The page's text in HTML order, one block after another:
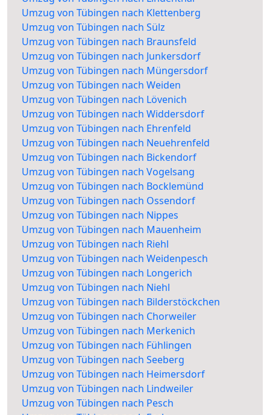
Umzug von Tübingen nach Klettenberg
Umzug von Tübingen nach Sülz
Umzug von Tübingen nach Braunsfeld
Umzug von Tübingen nach Junkersdorf
Umzug von Tübingen nach Müngersdorf
Umzug von Tübingen nach Weiden
Umzug von Tübingen nach Lövenich
Umzug von Tübingen nach Widdersdorf
Umzug von Tübingen nach Ehrenfeld
Umzug von Tübingen nach Neuehrenfeld
Umzug von Tübingen nach Bickendorf
Umzug von Tübingen nach Vogelsang
Umzug von Tübingen nach Bocklemünd
Umzug von Tübingen nach Ossendorf
Umzug von Tübingen nach Nippes
Umzug von Tübingen nach Mauenheim
Umzug von Tübingen nach Riehl
Umzug von Tübingen nach Weidenpesch
Umzug von Tübingen nach Longerich
Umzug von Tübingen nach Niehl
Umzug von Tübingen nach Bilderstöckchen
Umzug von Tübingen nach Chorweiler
Umzug von Tübingen nach Merkenich
Umzug von Tübingen nach Fühlingen
Umzug von Tübingen nach Seeberg
Umzug von Tübingen nach Heimersdorf
Umzug von Tübingen nach Lindweiler
Umzug von Tübingen nach Pesch